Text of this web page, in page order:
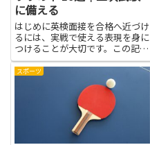
に備える
はじめに英検面接を合格へ近づけ
るには、実戦で使える表現を身に
つけることが大切です。この記事
では、語彙力を広げ、質問の意図
を読み取る力を養い、練習の効率
を上げるための内容を紹介しま
す。英検面接に向けた読み物は、
自己紹介の練習や日常の話題への
スポーツ